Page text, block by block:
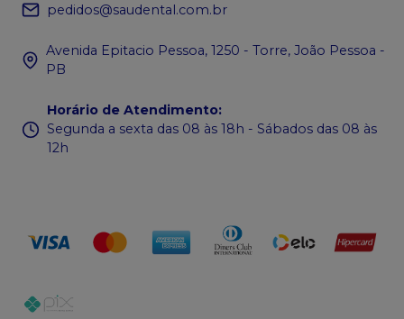
pedidos@saudental.com.br
Avenida Epitacio Pessoa, 1250 - Torre, João Pessoa -
PB
Horário de Atendimento:
Segunda a sexta das 08 às 18h - Sábados das 08 às
12h